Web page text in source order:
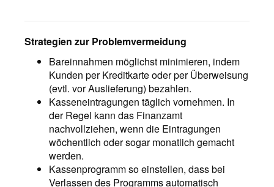
Strategien zur Problemvermeidung
Bareinnahmen möglichst minimieren, indem
Kunden per Kreditkarte oder per Überweisung
(evtl. vor Auslieferung) bezahlen.
Kasseneintragungen täglich vornehmen. In
der Regel kann das Finanzamt
nachvollziehen, wenn die Eintragungen
wöchentlich oder sogar monatlich gemacht
werden.
Kassenprogramm so einstellen, dass bei
Verlassen des Programms automatisch